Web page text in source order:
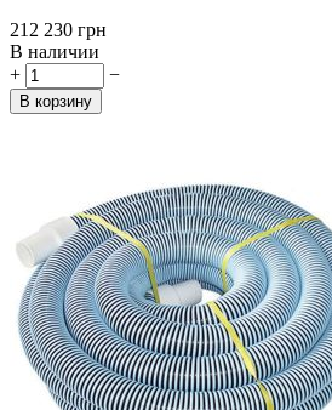
‍212 230‍ грн
В наличии
+
−
В корзину